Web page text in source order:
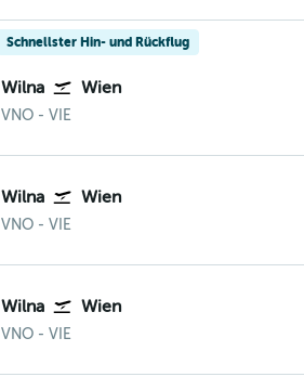
Schnellster Hin- und Rückflug
Wilna Wien
VNO Wilna Vilnius
- VIE
Wilna Wien
VNO Wilna Vilnius
- VIE
Wilna Wien
VNO Wilna Vilnius
- VIE